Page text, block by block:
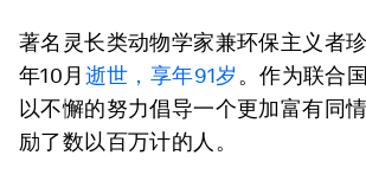
著名灵长类动物学家兼环保主义者
年10月 逝世，享年91岁。作为联合
以不懈的努力倡导一个更加富有同
励了数以百万计的人。